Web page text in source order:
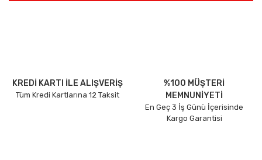
KREDİ KARTI İLE ALIŞVERİŞ
Tüm Kredi Kartlarına 12 Taksit
%100 MÜŞTERİ
MEMNUNİYETİ
En Geç 3 İş Günü İçerisinde
Kargo Garantisi